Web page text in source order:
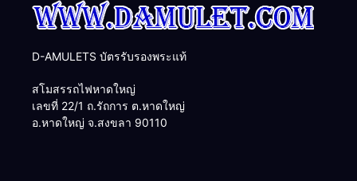
D-AMULETS บัตรรับรองพระแท้
สโมสรรถไฟหาดใหญ่
เลขที่ 22/1 ถ.รัถการ ต.หาดใหญ่
อ.หาดใหญ่ จ.สงขลา 90110